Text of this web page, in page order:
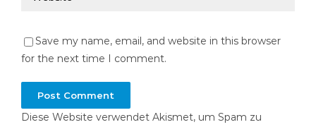
Save my name, email, and website in this browser
for the next time I comment.
Diese Website verwendet Akismet, um Spam zu